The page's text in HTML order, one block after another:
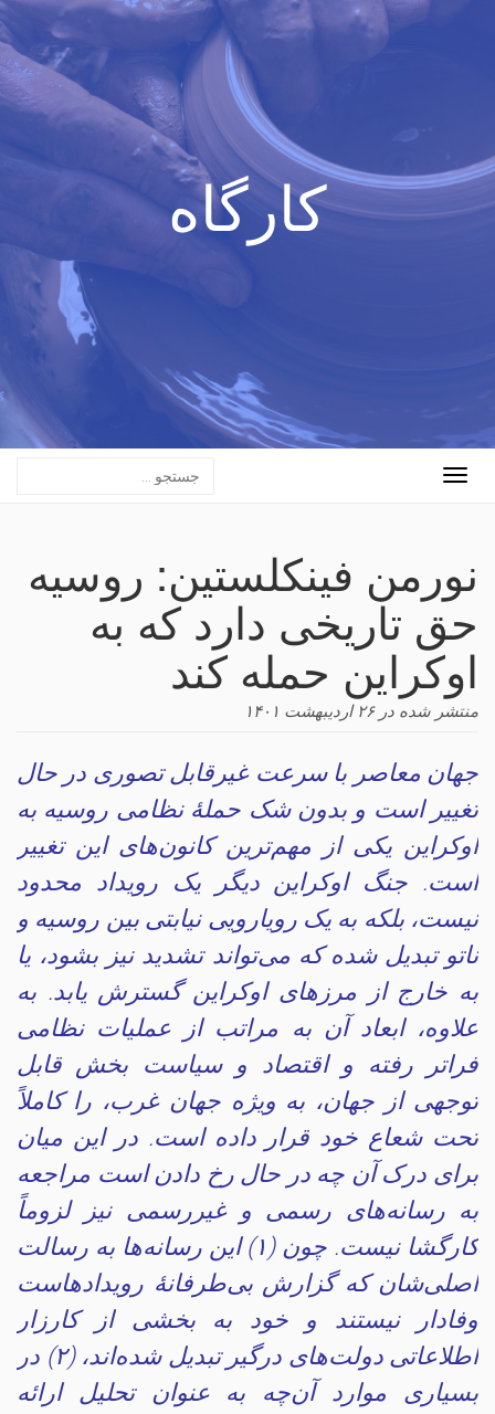
کارگاه
Toggle
نورمن فینکلستین: روسیه
حق تاریخی دارد که به
اوکراین حمله کند
منتشر شده در۲۶ اردیبهشت ۱۴۰۱
جهان معاصر با سرعت غیرقابل تصوری در حال
تغییر است و بدون شک حملهٔ نظامی روسیه به
اوکراین یکی از مهم‌ترین کانون‌های این تغییر
است. جنگ اوکراین دیگر یک رویداد محدود
نیست، بلکه به یک رویارویی نیابتی بین روسیه و
ناتو تبدیل شده که می‌تواند تشدید نیز بشود، یا
به خارج از مرزهای اوکراین گسترش یابد. به
علاوه، ابعاد آن به مراتب از عملیات نظامی
فراتر رفته و اقتصاد و سیاست بخش قابل
توجهی از جهان، به ویژه جهان غرب، را کاملاً
تحت شعاع خود قرار داده است. در این میان
برای درک آن چه در حال رخ دادن است مراجعه
به رسانه‌های رسمی و غیررسمی نیز لزوماً
کارگشا نیست. چون (۱) این رسانه‌ها به رسالت
اصلی‌شان که گزارش بی‌طرفانهٔ رویدادهاست
وفادار نیستند و خود به بخشی از کارزار
اطلاعاتی دولت‌های درگیر تبدیل شده‌اند، (۲) در
بسیاری موارد آن‌چه به عنوان تحلیل ارائه